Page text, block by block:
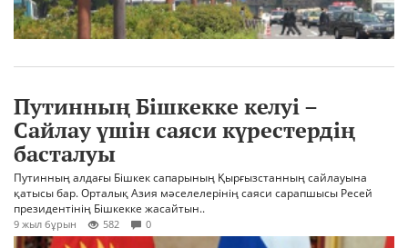
Путинның Бішкекке келуі –
Сайлау үшін саяси күрестердің
басталуы
Путинның алдағы Бішкек сапарының Қырғызстанның сайлауына
қатысы бар. Орталық Азия мәселелерінің саяси сарапшысы Ресей
президентінің Бішкекке жасайтын..
9 жыл бұрын 582 0